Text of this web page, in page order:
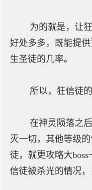
为的就是，让狂
好处多多，既能提
生圣徒的几率。
所以，狂信徒的
在神灵陨落之后
灭一切，其他等级
徒，就更攻略大
信徒被杀光的情况